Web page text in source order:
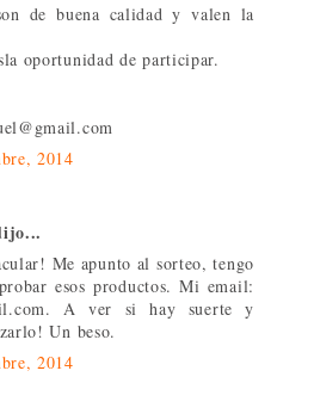
de buena calidad y valen la
oportunidad de participar.
2014
Me apunto al sorteo, tengo
esos productos. Mi email:
A ver si hay suerte y
Un beso.
2014